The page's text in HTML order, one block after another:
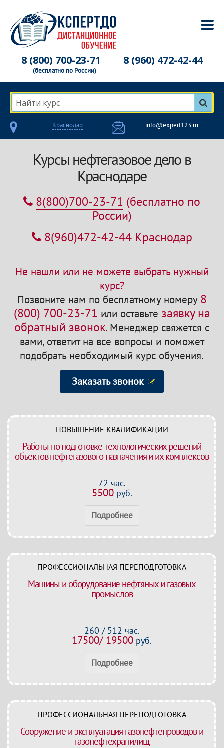
8 (800) 700-23-71
(бесплатно по России)
8 (960) 472-42-44
Найти курс
Краснодар info@expert123.ru
Курсы нефтегазовое дело в
Краснодаре
8(800)700-23-71 (бесплатно по
России)
8(960)472-42-44Краснодар
Не нашли или не можете выбрать нужный
курс?
Позвоните нам по бесплатному номеру 8
(800) 700-23-71 или оставьте заявку на
обратный звонок.Менеджер свяжется с
вами, ответит на все вопросы и поможет
подобрать необходимый курс обучения.
Заказать звонок
ПОВЫШЕНИЕ КВАЛИФИКАЦИИ
Работы по подготовке технологических решений
объектов нефтегазового назначения и их комплексов
72 час.
5500руб.
Подробнее
ПРОФЕССИОНАЛЬНАЯ ПЕРЕПОДГОТОВКА
Машины и оборудование нефтяных и газовых
промыслов
260 / 512 час.
17500/ 19500 руб.
Подробнее
ПРОФЕССИОНАЛЬНАЯ ПЕРЕПОДГОТОВКА
Сооружение и эксплуатация газонефтепроводов и
газонефтехранилищ